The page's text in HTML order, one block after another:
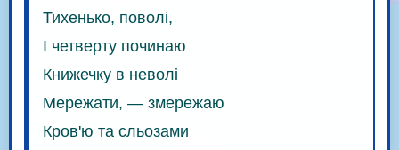
Тихенько, поволі,
І четверту починаю
Книжечку в неволі
Мережати, — змережаю
Кров'ю та сльозами